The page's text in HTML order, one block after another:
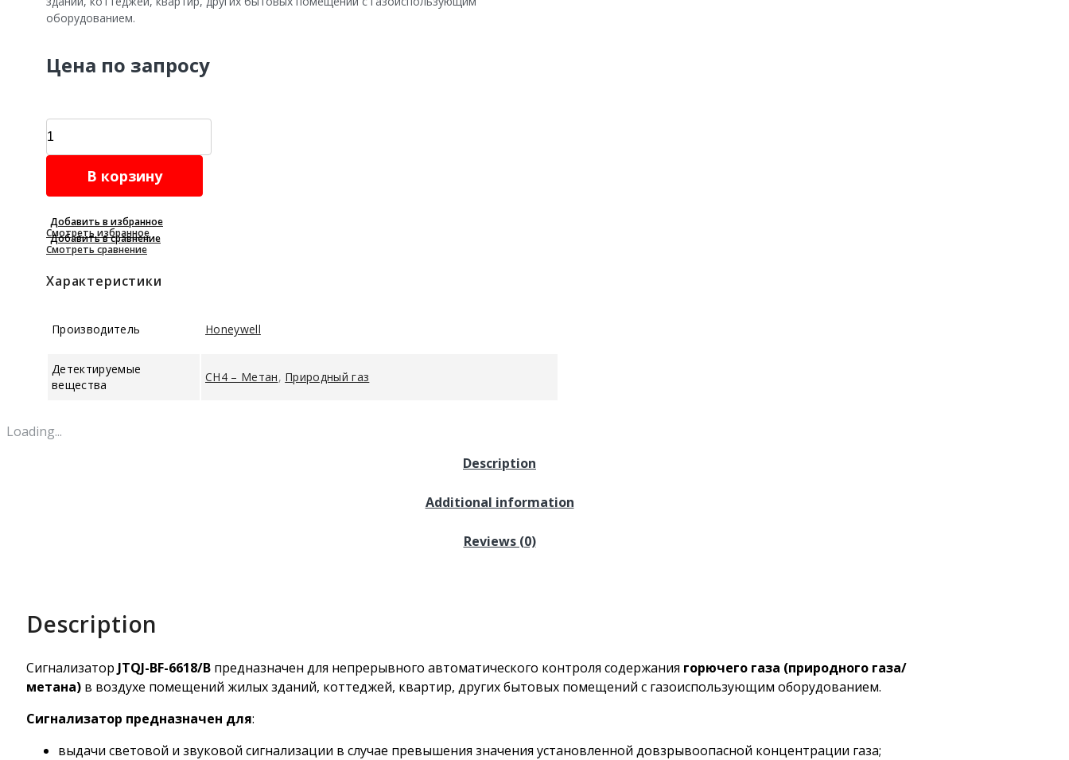
оборудованием.
Цена по запросу
Сигнализатор
Honeywell
quantity
В корзину
Добавить в избранное
Смотреть избранное
Добавить в сравнение
Смотреть сравнение
Характеристики
Производитель Honeywell
Детектируемые
вещества
CH4 – Метан, Природный газ
Loading...
Description
Additional information
Reviews (0)
Description
Сигнализатор JTQJ-BF-6618/B предназначен для непрерывного автоматического контроля содержания горючего газа (природного газа/
метана) в воздухе помещений жилых зданий, коттеджей, квартир, других бытовых помещений с газоиспользующим оборудованием.
Сигнализатор предназначен для:
выдачи световой и звуковой сигнализации в случае превышения значения установленной довзрывоопасной концентрации газа;